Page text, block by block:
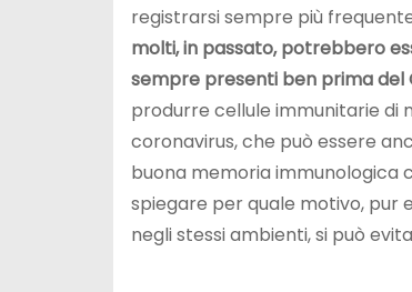
registrarsi sempre più
molti, in passato, potrebbero
sempre presenti ben prima del
produrre cellule immunitarie di
coronavirus, che può essere
buona memoria immunologica
spiegare per quale motivo, pur
negli stessi ambienti, si può